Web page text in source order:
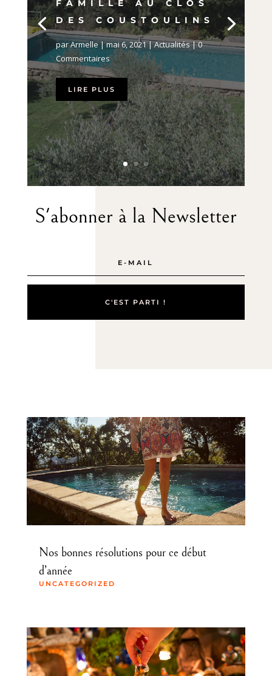
FAMILLE AU CLOS
DES COUSTOULINS
parArmelle|mai 6, 2021|Actualités| 0
Commentaires
LIRE PLUS
S'abonner à la Newsletter
C'EST PARTI !
Nos bonnes résolutions pour ce début
d’année
UNCATEGORIZED